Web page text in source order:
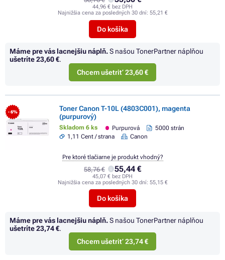
44,96 € bez DPH
Najnižšia cena za posledných 30 dní: 55,21 €
Do košíka
Máme pre vás lacnejšiu náplň.S našou TonerPartner náplňou
ušetríte23,60 €.
Chcem ušetriť 23,60 €
- 6%
Toner Canon T-10L (4803C001), magenta
(purpurový)
Skladom 6 ks Purpurová
5000 strán
1,11 Cent / strana
Canon
58,76 € 55,44 €
45,07 € bez DPH
Najnižšia cena za posledných 30 dní: 55,15 €
Do košíka
Pre ktoré tlačiarne je produkt vhodný?
Máme pre vás lacnejšiu náplň.S našou TonerPartner náplňou
ušetríte23,74 €.
Chcem ušetriť 23,74 €